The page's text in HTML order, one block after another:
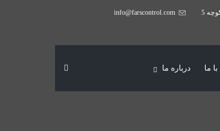
5
info@farscontrol.com
ما درباره ما